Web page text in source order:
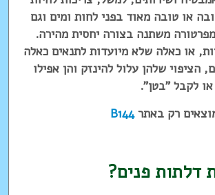
או טובה מאוד בפני לחות ומים וגם
משתנה בצורה יחסית מהירה.
או כאלה שלא מיועדות לתנאים כאלה
הציפוי שלהן עלול להינזק והן אפילו
לקבל "בטן".
רק באתרB144
דלתות פנים?